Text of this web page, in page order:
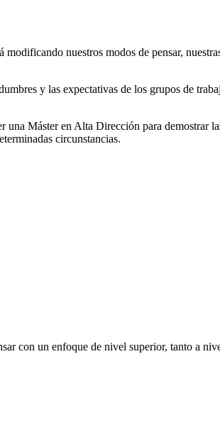
nuestros modos de pensar,
y las expectativas de los grupos de
una Máster en Alta Dirección para demostrar
circunstancias.
con un enfoque de nivel superior, tanto a